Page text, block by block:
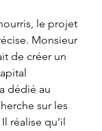
le projet
Monsieur
de créer un
dédié au
sur les
réalise qu’il